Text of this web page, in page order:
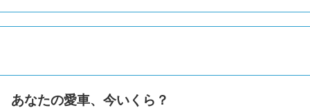
あなたの愛車、今いくら？